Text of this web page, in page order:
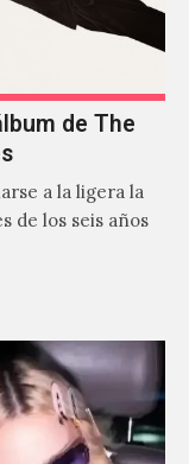
de The
a la ligera la
de los seis años